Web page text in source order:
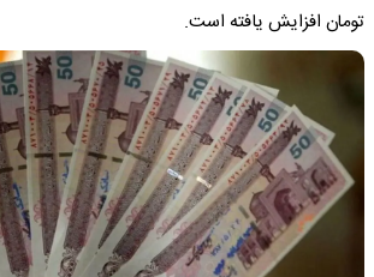
تومان افزایش یافته است.